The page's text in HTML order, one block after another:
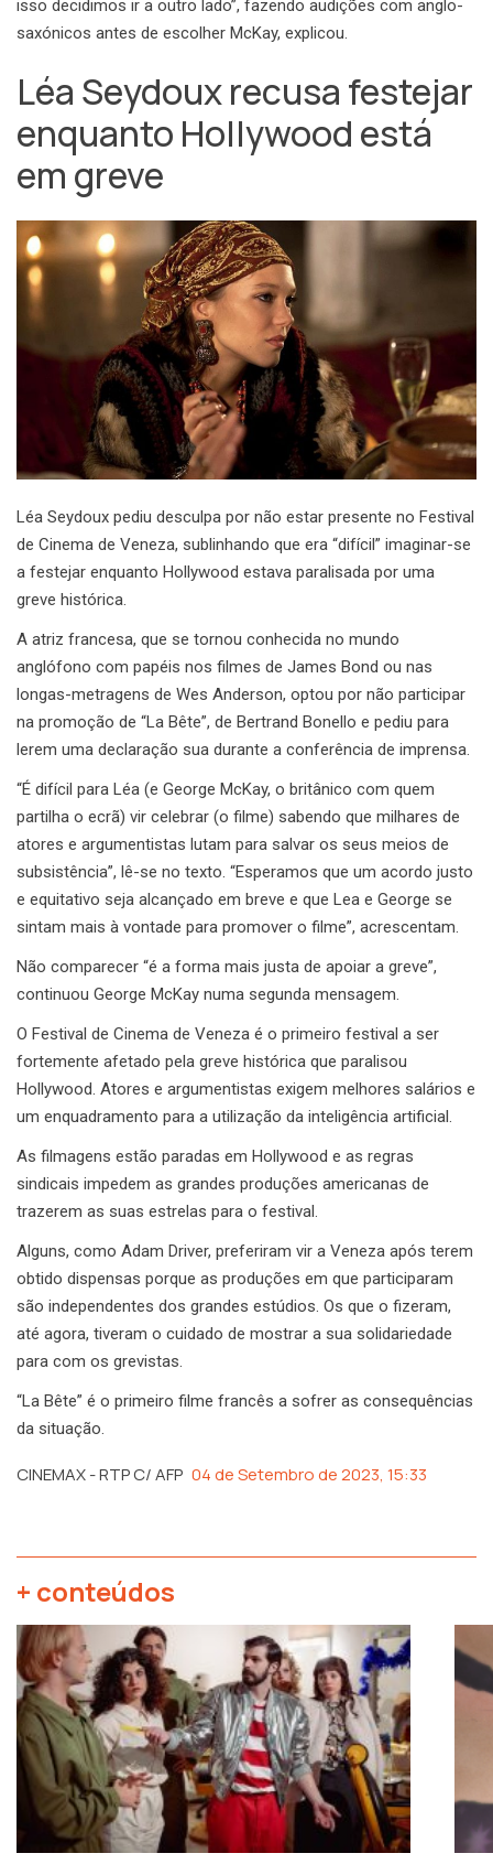
isso decidimos ir a outro lado”, fazendo audições com anglo-
saxónicos antes de escolher McKay, explicou.
Léa Seydoux recusa festejar
enquanto Hollywood está
em greve
Léa Seydoux pediu desculpa por não estar presente no Festival
de Cinema de Veneza, sublinhando que era “difícil” imaginar-se
a festejar enquanto Hollywood estava paralisada por uma
greve histórica.
A atriz francesa, que se tornou conhecida no mundo
anglófono com papéis nos filmes de James Bond ou nas
longas-metragens de Wes Anderson, optou por não participar
na promoção de “La Bête”, de Bertrand Bonello e pediu para
lerem uma declaração sua durante a conferência de imprensa.
“É difícil para Léa (e George McKay, o britânico com quem
partilha o ecrã) vir celebrar (o filme) sabendo que milhares de
atores e argumentistas lutam para salvar os seus meios de
subsistência”, lê-se no texto. “Esperamos que um acordo justo
e equitativo seja alcançado em breve e que Lea e George se
sintam mais à vontade para promover o filme”, acrescentam.
Não comparecer “é a forma mais justa de apoiar a greve”,
continuou George McKay numa segunda mensagem.
O Festival de Cinema de Veneza é o primeiro festival a ser
fortemente afetado pela greve histórica que paralisou
Hollywood. Atores e argumentistas exigem melhores salários e
um enquadramento para a utilização da inteligência artificial.
As filmagens estão paradas em Hollywood e as regras
sindicais impedem as grandes produções americanas de
trazerem as suas estrelas para o festival.
Alguns, como Adam Driver, preferiram vir a Veneza após terem
obtido dispensas porque as produções em que participaram
são independentes dos grandes estúdios. Os que o fizeram,
até agora, tiveram o cuidado de mostrar a sua solidariedade
para com os grevistas.
“La Bête” é o primeiro filme francês a sofrer as consequências
da situação.
CINEMAX - RTP C/ AFP 04 de Setembro de 2023, 15:33
+ conteúdos